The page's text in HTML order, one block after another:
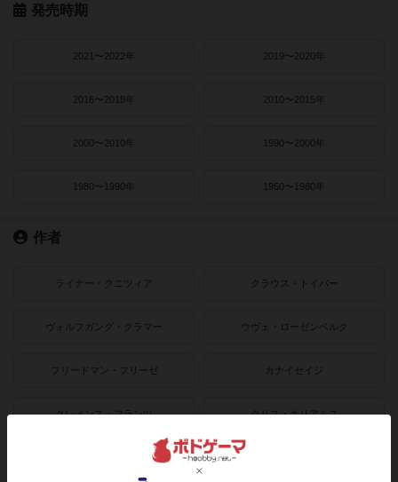
発売時期
2021〜2022年 2019〜2020年
2016〜2018年 2010〜2015年
2000〜2010年 1990〜2000年
1980〜1990年 1950〜1980年
作者
ライナー・クニツィア クラウス・トイバー
ヴォルフガング・クラマー ウヴェ・ローゼンベルク
フリードマン・フリーゼ カナイセイジ
クレメンス・フランツ クリス・キリアムス
ボドゲーマのアプリ版はこちら